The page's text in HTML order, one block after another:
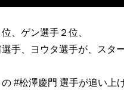
、ゲン選手２位、
手、ヨウタ選手が、スタ
#松澤慶門 選手が追い上